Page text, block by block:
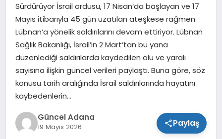
TEKNOLOJI
Sürdürüyor İsrail ordusu, 17 Nisan’da başlayan ve 17
Mayıs itibarıyla 45 gün uzatılan ateşkese rağmen
Lübnan’a yönelik saldırılarını devam ettiriyor. Lübnan
Sağlık Bakanlığı, İsrail’in 2 Mart’tan bu yana
düzenlediği saldırılarda kaydedilen ölü ve yaralı
sayısına ilişkin güncel verileri paylaştı. Buna göre, söz
konusu tarih aralığında İsrail saldırılarında hayatını
kaybedenlerin…
Güncel Adana
19 Mayıs 2026 Paylaş